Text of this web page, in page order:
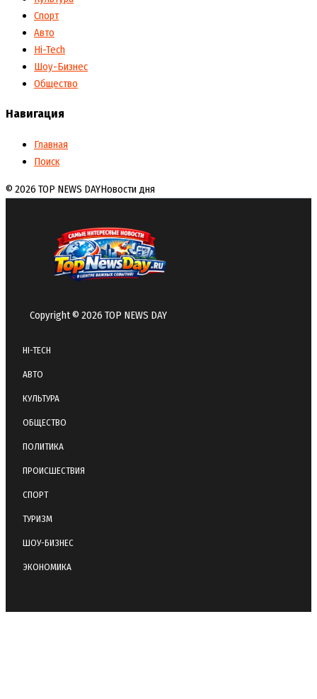
Спорт
Авто
Hi-Tech
Шоу-Бизнес
Общество
Навигация
Главная
Поиск
© 2026 TOP NEWS DAYНовости дня
Copyright © 2026 TOP NEWS DAY
HI-TECH
АВТО
КУЛЬТУРА
ОБЩЕСТВО
ПОЛИТИКА
ПРОИСШЕСТВИЯ
СПОРТ
ТУРИЗМ
ШОУ-БИЗНЕС
ЭКОНОМИКА